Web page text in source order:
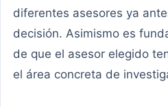
diferentes asesores ya
decisión. Asimismo es
de que el asesor elegido
el área concreta de